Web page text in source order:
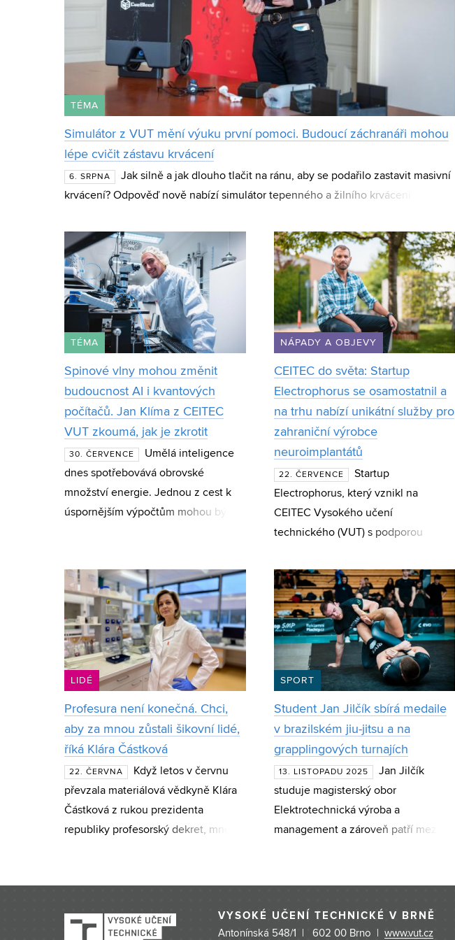
TÉMA
Simulátor z VUT mění výuku první pomoci. Budoucí záchranáři mohou
lépe cvičit zástavu krvácení
6. SRPNA
Jak silně a jak dlouho tlačit na ránu, aby se podařilo zastavit masivní
krvácení? Odpověď nově nabízí simulátor tepenného a žilního krvácení
TÉMA
Spinové vlny mohou změnit
budoucnost AI i kvantových
počítačů. Jan Klíma z CEITEC
VUT zkoumá, jak je zkrotit
30. ČERVENCE
Umělá inteligence
dnes spotřebovává obrovské
množství energie. Jednou z cest k
úspornějším výpočtům mohou být
nové generace čipů i kvan
NÁPADY A OBJEVY
CEITEC do světa: Startup
Electrophorus se osamostatnil a
na trhu nabízí unikátní služby pro
zahraniční výrobce
neuroimplantátů
22. ČERVENCE
Startup
Electrophorus, který vznikl na
CEITEC Vysokého učení
technického (VUT) s podporou
Accelerator, se osamostatnil a dnes
působí jako technologická
společnost s mezináro
LIDÉ
Profesura není konečná. Chci,
aby za mnou zůstali šikovní lidé,
říká Klára Částková
22. ČERVNA
Když letos v červnu
převzala materiálová vědkyně Klára
Částková z rukou prezidenta
republiky profesorský dekret, mnozí
s ú
SPORT
Student Jan Jilčík sbírá medaile
v brazilském jiu-jitsu a na
grapplingových turnajích
13. LISTOPADU 2025
Jan Jilčík
studuje magisterský obor
Elektrotechnická výroba a
management a zároveň patří mezi
brazilském jiu-jitsu. Za poslední
půlrok zí
VYSOKÉ UČENÍ TECHNICKÉ V BRNĚ
Antonínská 548/1 | 602 00 Brno | www.vut.cz